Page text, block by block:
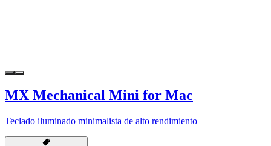
MX Mechanical Mini for Mac
Teclado iluminado minimalista de alto rendimiento